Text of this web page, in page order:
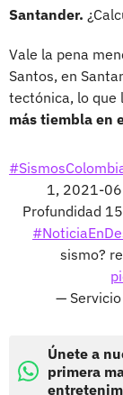
Santander.
Vale la pena
Santos, en
tectónica, lo que
más tiembla en
1, 2021-
Profundidad
sismo?
— Servicio
Únete a
primera